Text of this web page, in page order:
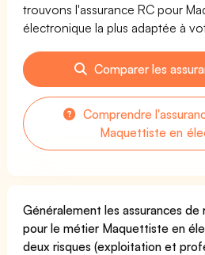
trouvons l'assurance RC pour
électronique la plus adaptée à
Comparer les
Comprendre
Maquettiste en
Généralement les assurances
pour le métier Maquettiste en
deux risques (exploitation et